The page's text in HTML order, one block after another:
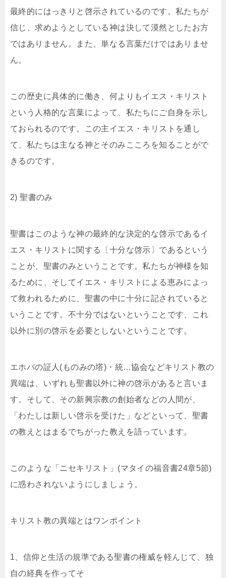
最終的にはっきりと啓示されているのです。私たちが
信じ、求めようとしている神は決して漠然としたお方
ではありません。また、単なる言葉だけではありませ
ん。
この歴史に具体的に働き、何よりもイエス・キリスト
という人格的な言葉によって、私たちにご自身を示し
ておられるのです。この主イエス・キリストを通し
て、私たちは主なる神とそのみこころを知ることがで
きるのです。
2) 聖書のみ
聖書はこのような神の最終的な決定的な啓示であるイ
エス・キリストに関する〔十分な啓示〕であるという
ことが、聖書のみということです。私たちが神様を知
るために、そしてイエス・キリストによる恵みによっ
て救われるために、聖書の中に十分に記されていると
いうことです。不十分ではないということです、これ
以外に別の啓示を必要としないということです。
エホバの証人(ものみの塔)・統…協会などキリスト教の
異端は、いずれも聖書以外に神の啓示があると言いま
す。そして、その新興宗教の創始者などの人間が、
「わたしは新しい啓示を受けた」などといって、聖書
の教えとはまるでちがった教えを語っています。
このような「ニセキリスト」(マタイの福音書24章5節)
に惑わされないようにしましょう。
キリスト教の異端とはワンポイント
1、信仰と生活の規準である聖書の権威を軽んじて、独
自の経典を作ってそ